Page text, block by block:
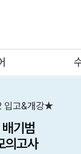
입고&개강★
기범
의고사